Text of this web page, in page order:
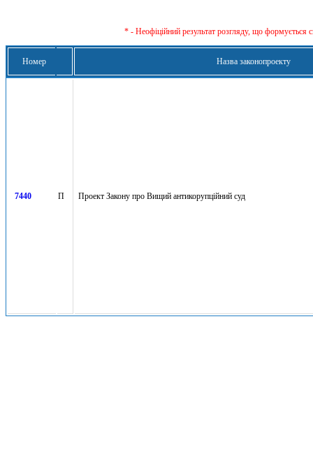
* - Неофіційний результат розгляду, що формується
Номер Назва законопроекту
7440 П Проект Закону про Вищий антикорупційний суд